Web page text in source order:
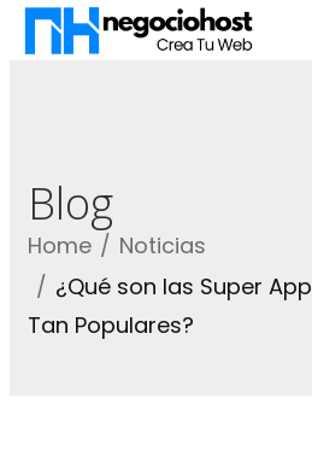
Blog
Home
Noticias
¿Qué son las Super
Tan Populares?